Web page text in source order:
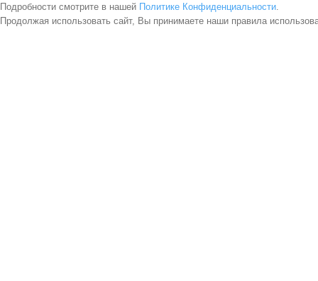
Подробности смотрите в нашей Политике Конфиденциальности.
Продолжая использовать сайт, Вы принимаете наши правила